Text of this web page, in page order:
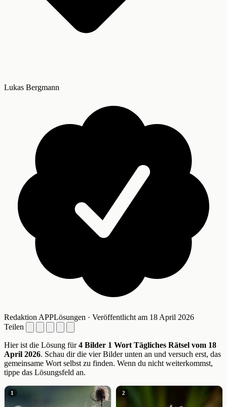
Lukas Bergmann
Redaktion APPLösungen · Veröffentlicht am 18 April 2026
Teilen
Hier ist die Lösung für4 Bilder 1 Wort Tägliches Rätsel vom 18
April 2026. Schau dir die vier Bilder unten an und versuch erst, das
gemeinsame Wort selbst zu finden. Wenn du nicht weiterkommst,
tippe das Lösungsfeld an.
1 2